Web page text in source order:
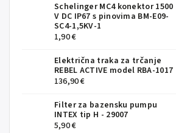
Schelinger MC4 konektor 1500
V DC IP67 s pinovima BM-E09-
SC4-1,5KV-1
1,90 €
Električna traka za trčanje
REBEL ACTIVE model RBA-1017
136,90 €
Filter za bazensku pumpu
INTEX tip H - 29007
5,90 €